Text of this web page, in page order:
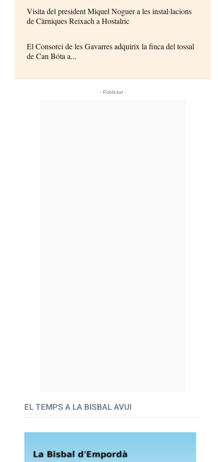
Visita del president Miquel Noguer a les instal·lacions
de Càrniques Reixach a Hostalric
El Consorci de les Gavarres adquirix la finca del tossal
de Can Bóta a...
- Publicitat -
EL TEMPS A LA BISBAL AVUI